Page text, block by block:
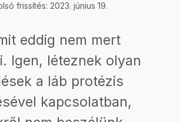
frissítés: 2023. június 19.
eddig nem mert
Igen, léteznek olyan
a láb protézis
kapcsolatban,